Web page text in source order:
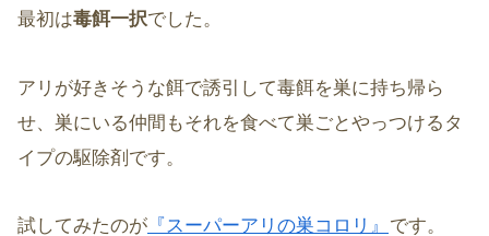
最初は毒餌一択でした。
アリが好きそうな餌で誘引して毒餌を巣に持ち帰ら
せ、巣にいる仲間もそれを食べて巣ごとやっつけるタ
イプの駆除剤です。
試してみたのが 『スーパーアリの巣コロリ』 です。